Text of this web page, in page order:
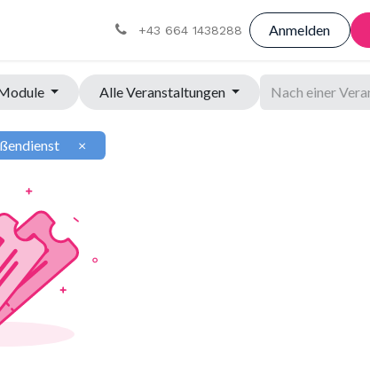
+43 664 1438288 Anmelden
Alle Veranstaltungen
×